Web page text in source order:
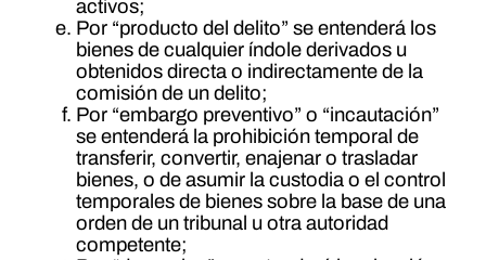
activos;
Por “producto del delito” se entenderá los
bienes de cualquier índole derivados u
obtenidos directa o indirectamente de la
comisión de un delito;
Por “embargo preventivo” o “incautación”
se entenderá la prohibición temporal de
transferir, convertir, enajenar o trasladar
bienes, o de asumir la custodia o el control
temporales de bienes sobre la base de una
orden de un tribunal u otra autoridad
competente;